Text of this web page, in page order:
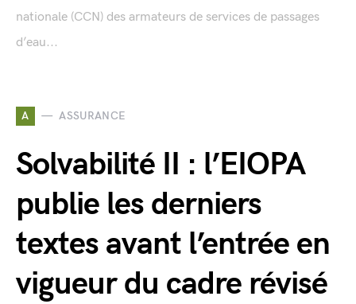
nationale (CCN) des armateurs de services de passages
d’eau...
A ASSURANCE
Solvabilité II : l’EIOPA
publie les derniers
textes avant l’entrée en
vigueur du cadre révisé